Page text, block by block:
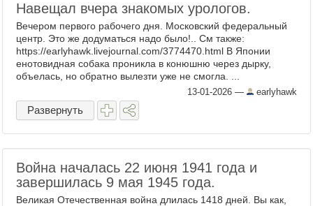
Навещал вчера знакомых урологов.
Вечером первого рабочего дня. Московский федеральный
центр. Это же додуматься надо было!.. См также:
https://earlyhawk.livejournal.com/3774470.html В Японии
енотовидная собака проникла в конюшню через дырку,
объелась, но обратно вылезти уже не смогла. ...
13-01-2026 — earlyhawk
Развернуть
Война началась 22 июня 1941 года и
завершилась 9 мая 1945 года.
Великая Отечественная война длилась 1418 дней. Вы как,